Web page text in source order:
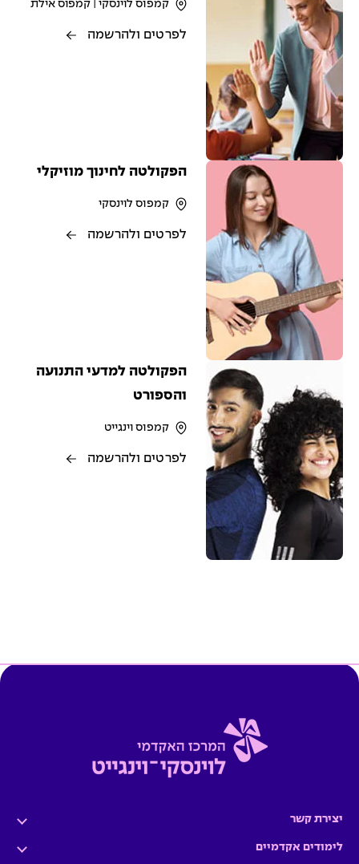
קמפוס לוינסקי | קמפוס אילת
לפרטים ולהרשמה
הפקולטה לחינוך מוזיקלי
קמפוס לוינסקי
לפרטים ולהרשמה
הפקולטה למדעי התנועה
והספורט
קמפוס וינגייט
לפרטים ולהרשמה
יצירת קשר
לימודים אקדמיים